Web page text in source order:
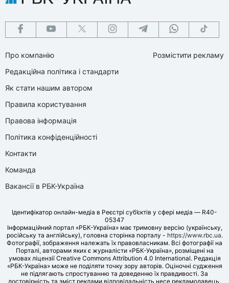
Про компанію
Редакційна політика і стандарти
Як стати нашим автором
Правила користування
Правова інформація
Політика конфіденційності
Контакти
Команда
Вакансії в РБК-Україна
Розмістити рекламу
Ідентифікатор онлайн-медіа в Реєстрі суб’єктів у сфері медіа — R40-
05347
Інформаційний портал «РБК-Україна» має тримовну версію (українську,
російську та англійську), головна сторінка порталу - https://www.rbc.ua.
Фотографії, зображення належать їх правовласникам. Всі фотографії на
Порталі, авторами яких є журналісти «РБК-Україна», розміщені на
умовах ліцензії Creative Commons Attribution 4.0 International. Редакція
«РБК-Україна» може не поділяти точку зору авторів. Оціночні судження
не підлягають спростуванню та доведенню їх правдивості. За
достовірність та зміст реклами відповідальність несе рекламодавець.